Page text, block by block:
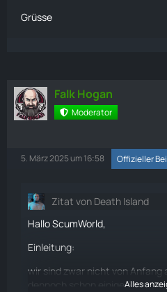
Grüsse
Falk Hogan
Moderator
5. März 2025 um 16:58 Offizieller
Zitat von Death Island
Hallo ScumWorld,
Einleitung:
wir sind zwar nicht von Anfang
dennoch schon einigeAlles